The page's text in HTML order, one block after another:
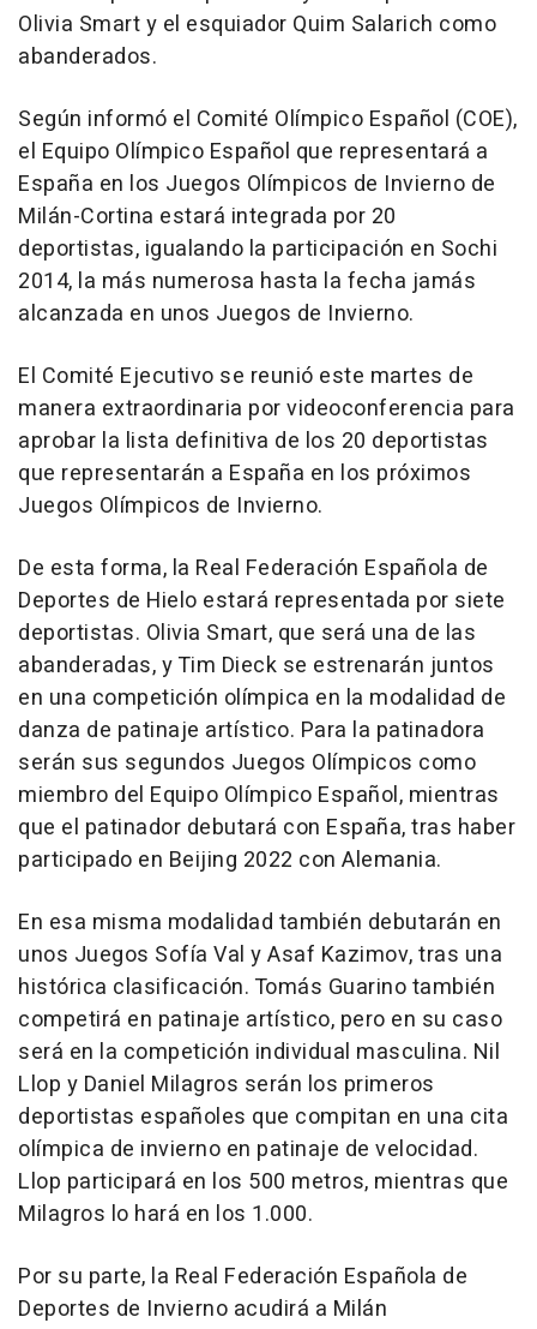
Olivia Smart y el esquiador Quim Salarich como
abanderados.
Según informó el Comité Olímpico Español (COE),
el Equipo Olímpico Español que representará a
España en los Juegos Olímpicos de Invierno de
Milán-Cortina estará integrada por 20
deportistas, igualando la participación en Sochi
2014, la más numerosa hasta la fecha jamás
alcanzada en unos Juegos de Invierno.
El Comité Ejecutivo se reunió este martes de
manera extraordinaria por videoconferencia para
aprobar la lista definitiva de los 20 deportistas
que representarán a España en los próximos
Juegos Olímpicos de Invierno.
De esta forma, la Real Federación Española de
Deportes de Hielo estará representada por siete
deportistas. Olivia Smart, que será una de las
abanderadas, y Tim Dieck se estrenarán juntos
en una competición olímpica en la modalidad de
danza de patinaje artístico. Para la patinadora
serán sus segundos Juegos Olímpicos como
miembro del Equipo Olímpico Español, mientras
que el patinador debutará con España, tras haber
participado en Beijing 2022 con Alemania.
En esa misma modalidad también debutarán en
unos Juegos Sofía Val y Asaf Kazimov, tras una
histórica clasificación. Tomás Guarino también
competirá en patinaje artístico, pero en su caso
será en la competición individual masculina. Nil
Llop y Daniel Milagros serán los primeros
deportistas españoles que compitan en una cita
olímpica de invierno en patinaje de velocidad.
Llop participará en los 500 metros, mientras que
Milagros lo hará en los 1.000.
Por su parte, la Real Federación Española de
Deportes de Invierno acudirá a Milán